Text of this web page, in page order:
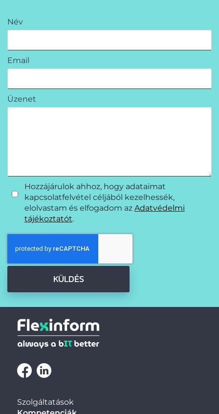
Név
Email
Üzenet
Hozzájárulok ahhoz, hogy adataimat
kapcsolatfelvétel céljából kezelhessék,
elolvastam és elfogadom az Adatvédelmi
tájékoztatót.
KÜLDÉS
Szolgáltatások